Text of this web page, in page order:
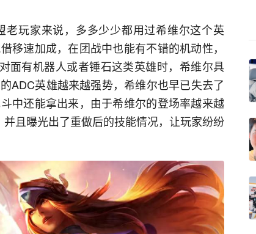
玩家来说，多多少少都用过希维尔这个英
移速加成，在团战中也能有不错的机动性，
面有机器人或者锤石这类英雄时，希维尔具
ADC英雄越来越强势，希维尔也早已失去了
中还能拿出来，由于希维尔的登场率越来越
且曝光出了重做后的技能情况，让玩家纷纷